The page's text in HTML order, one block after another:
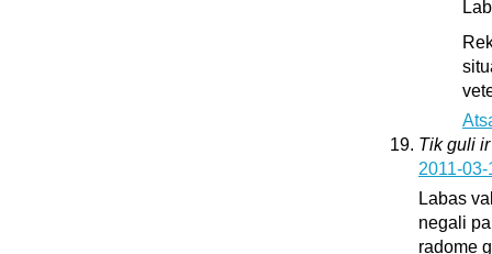
Tik guli
2011-
Labas
negali
radome